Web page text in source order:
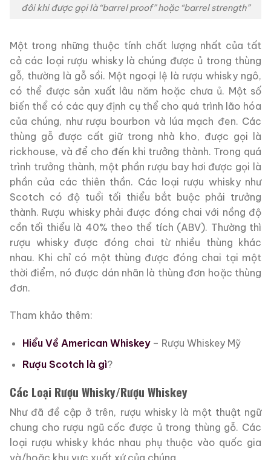
đôi khi được gọi là “barrel proof” hoặc “barrel strength”
Một trong những thuộc tính chất lượng nhất của tất
cả các loại rượu whisky là chúng được ủ trong thùng
gỗ, thường là gỗ sồi. Một ngoại lệ là rượu whisky ngô,
có thể được sản xuất lâu năm hoặc chưa ủ. Một số
biến thể có các quy định cụ thể cho quá trình lão hóa
của chúng, như rượu bourbon và lúa mạch đen. Các
thùng gỗ được cất giữ trong nhà kho, được gọi là
rickhouse, và để cho đến khi trưởng thành. Trong quá
trình trưởng thành, một phần rượu bay hơi được gọi là
phần của các thiên thần. Các loại rượu whisky như
Scotch có độ tuổi tối thiểu bắt buộc phải trưởng
thành. Rượu whisky phải được đóng chai với nồng độ
cồn tối thiểu là 40% theo thể tích (ABV). Thường thì
rượu whisky được đóng chai từ nhiều thùng khác
nhau. Khi chỉ có một thùng được đóng chai tại một
thời điểm, nó được dán nhãn là thùng đơn hoặc thùng
đơn.
Tham khảo thêm:
Hiểu Về American Whiskey– Rượu Whiskey Mỹ
Rượu Scotch là gì?
Các Loại Rượu Whisky/Rượu Whiskey
Như đã đề cập ở trên, rượu whisky là một thuật ngữ
chung cho rượu ngũ cốc được ủ trong thùng gỗ. Các
loại rượu whisky khác nhau phụ thuộc vào quốc gia